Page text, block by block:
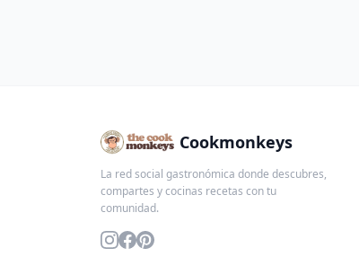
Cookmonkeys
La red social gastronómica donde descubres,
compartes y cocinas recetas con tu
comunidad.